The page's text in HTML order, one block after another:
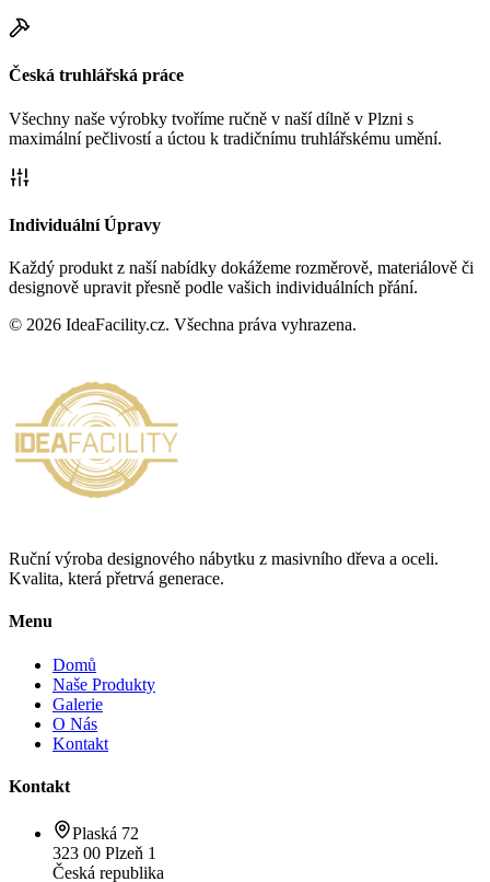
Česká truhlářská práce
Všechny naše výrobky tvoříme ručně v naší dílně v Plzni s
maximální pečlivostí a úctou k tradičnímu truhlářskému umění.
Individuální Úpravy
Každý produkt z naší nabídky dokážeme rozměrově, materiálově či
designově upravit přesně podle vašich individuálních přání.
© 2026 IdeaFacility.cz. Všechna práva vyhrazena.
Ruční výroba designového nábytku z masivního dřeva a oceli.
Kvalita, která přetrvá generace.
Menu
Domů
Naše Produkty
Galerie
O Nás
Kontakt
Kontakt
Plaská 72
323 00 Plzeň 1
Česká republika